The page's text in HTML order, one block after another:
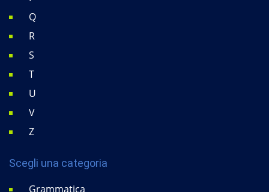
Q
R
S
T
U
V
Z
Scegli una categoria
Grammatica